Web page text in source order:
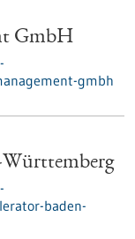
GmbH
gmbh
Württemberg
baden-